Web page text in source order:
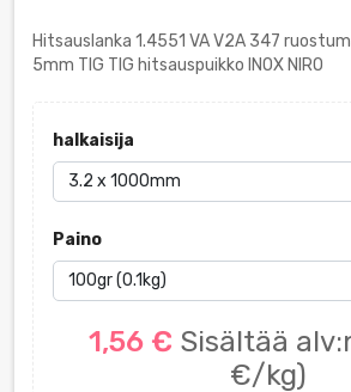
Hitsauslanka 1.4551 VA V2A 347
5mm TIG TIG hitsauspuikko INOX NIRO
halkaisija
Paino
1,56 € Sisältää
€/kg)